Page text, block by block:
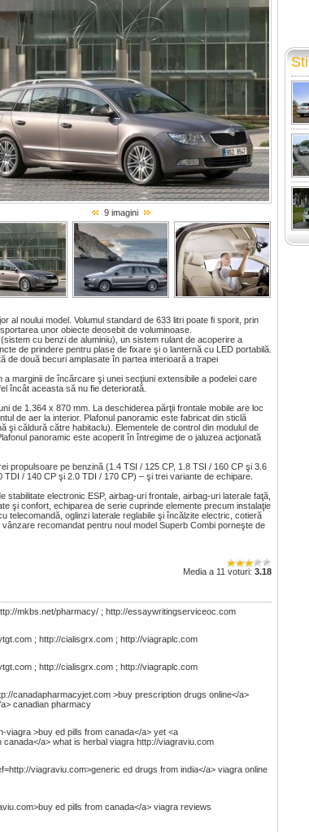
9 imagini
al noului model. Volumul standard de 633 litri poate fi sporit, prin
unor obiecte deosebit de voluminoase.
cu benzi de aluminiu), un sistem rulant de acoperire a
de prindere pentru plase de fixare şi o lanternă cu LED portabilă.
de două becuri amplasate în partea interioară a trapei
marginii de încărcare şi unei secţiuni extensibile a podelei care
încât aceasta să nu fie deteriorată.
de 1.364 x 870 mm. La deschiderea părţii frontale mobile are loc
de aer la interior. Plafonul panoramic este fabricat din sticlă
şi căldură către habitaclu). Elementele de control din modulul de
panoramic este acoperit în întregime de o jaluzea acţionată
propulsoare pe benzină (1.4 TSI / 125 CP, 1.8 TSI / 160 CP şi 3.6
/ 140 CP şi 2.0 TDI / 170 CP) – şi trei variante de echipare.
electronic ESP, airbag-uri frontale, airbag-uri laterale faţă,
şi confort, echiparea de serie cuprinde elemente precum instalaţie
telecomandă, oglinzi laterale reglabile şi încălzite electric, cotieră
recomandat pentru noul model Superb Combi porneşte de
Media a 11 voturi: 3.18
mkbs.net/pharmacy/ ; http://essaywritingserviceoc.com
; http://cialisgrx.com ; http://viagraplc.com
; http://cialisgrx.com ; http://viagraplc.com
canadapharmacyjet.com >buy prescription drugs online</a>
canadian pharmacy
>buy ed pills from canada</a> yet <a
a> what is herbal viagra http://viagraviu.com
viagraviu.com>generic ed drugs from india</a> viagra online
ed pills from canada</a> viagra reviews